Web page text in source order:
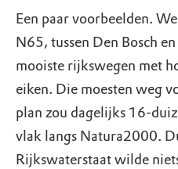
Een paar voorbeelden.
N65, tussen Den Bosch
mooiste rijkswegen met
eiken. Die moesten weg
plan zou dagelijks 16-
vlak langs Natura2000.
Rijkswaterstaat wilde